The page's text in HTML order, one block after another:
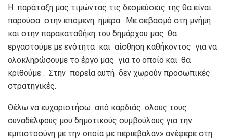
Η παράταξη μας τιμώντας τις δεσμεύσεις της θα είναι
παρούσα στην επόμενη ημέρα. Με σεβασμό στη μνήμη
και στην παρακαταθήκη του δημάρχου μας θα
εργαστούμε με ενότητα και αίσθηση καθήκοντος για να
ολοκληρώσουμε το έργο μας για το οποίο και θα
κριθούμε . Στην πορεία αυτή δεν χωρούν προσωπικές
στρατηγικές.
Θέλω να ευχαριστήσω από καρδιάς όλους τους
συναδέλφους μου δημοτικούς συμβούλους για την
εμπιστοσύνη με την οποία με περιέβαλαν» ανέφερε στη